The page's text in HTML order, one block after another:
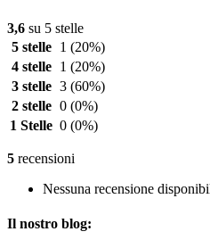
3,6 su 5 stelle
5 stelle
1 (20%)
4 stelle
1 (20%)
3 stelle 3 (60%)
2 stelle 0 (0%)
1 Stelle 0 (0%)
5 recensioni
Nessuna recensione
Il nostro blog: